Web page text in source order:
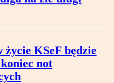
życie KSeF będzie
not